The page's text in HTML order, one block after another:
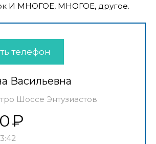
И МНОГОЕ, МНОГОЕ, другое.
телефон
Васильевна
Шоссе Энтузиастов